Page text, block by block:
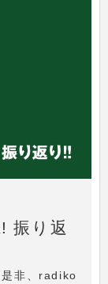
振り返
是非、radiko